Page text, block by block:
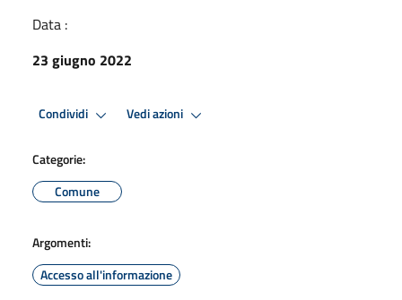
Data :
23 giugno 2022
Condividi Vedi azioni
Categorie:
Comune
Argomenti:
Accesso all'informazione